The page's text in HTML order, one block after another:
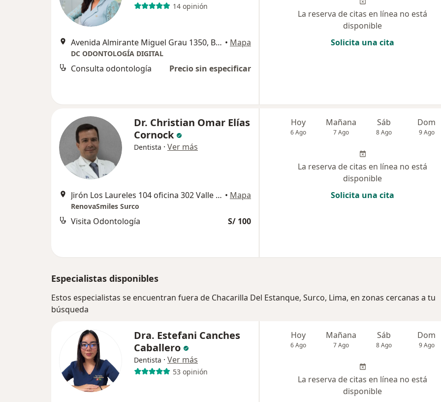
14 opinión
Avenida Almirante Miguel Grau 1350, Barranco • Mapa
DC ODONTOLOGÍA DIGITAL
Consulta odontología Precio sin especificar
La reserva de citas en línea no está
disponible
Solicita una cita
Dr. Christian Omar Elías
Cornock
Dentista · Ver más
Jirón Los Laureles 104 oficina 302 Valle Hermoso, Surco • Mapa
RenovaSmiles Surco
Visita Odontología S/ 100
Hoy
6 Ago
Mañana
7 Ago
Sáb
8 Ago
Dom
9 Ago
La reserva de citas en línea no está
disponible
Solicita una cita
Especialistas disponibles
Estos especialistas se encuentran fuera de Chacarilla Del Estanque, Surco, Lima, en zonas cercanas a tu
búsqueda
Dra. Estefani Canches
Caballero
Dentista · Ver más
53 opinión
Hoy
6 Ago
Mañana
7 Ago
Sáb
8 Ago
Dom
9 Ago
La reserva de citas en línea no está
disponible